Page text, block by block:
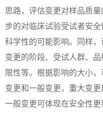
思路，评估变更对样品质
步的对临床试验受试者安
科学性的可能影响。同样
变更的阶段、受试人群、
限性等。根据影响的大小
变更和一般变更，重大变更
一般变更可体现在安全性更